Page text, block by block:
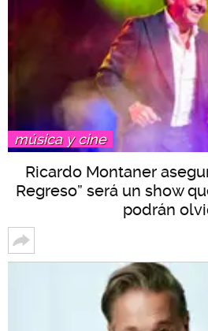
música y cine
Ricardo Montaner
Regreso” será un show
podrán